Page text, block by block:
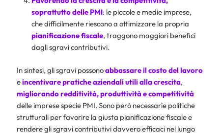
soprattutto delle PMI: le piccole e medie imprese,
che difficilmente riescono a ottimizzare la propria
pianificazione fiscale, traggono maggiori benefici
dagli sgravi contributivi.
In sintesi, gli sgravi possonoabbassare il costo del lavoro
eincentivare pratiche aziendaliutili alla crescita,
migliorando redditività, produttività e competitività
delle imprese specie PMI. Sono però necessarie politiche
strutturali per favorire la giusta pianificazione fiscale e
rendere gli sgravi contributivi davvero efficaci nel lungo